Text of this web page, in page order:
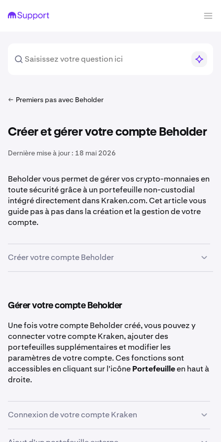
Premiers pas avec Beholder
Créer et gérer votre compte Beholder
Dernière mise à jour : 18 mai 2026
Beholder vous permet de gérer vos crypto-monnaies en
toute sécurité grâce à un portefeuille non-custodial
intégré directement dans Kraken.com. Cet article vous
guide pas à pas dans la création et la gestion de votre
compte.
Créer votre compte Beholder
2 Cliquez sur le boutonConnect
3
Sélectionnez la méthode de votre choix pour créer
un compte Beholder. Les méthodes disponibles sont
: email, clé d'accès, un portefeuille existant
Gérer votre compte Beholder
Une fois votre compte Beholder créé, vous pouvez y
connecter votre compte Kraken, ajouter des
portefeuilles supplémentaires et modifier les
paramètres de votre compte. Ces fonctions sont
accessibles en cliquant sur l'icônePortefeuilleen haut à
droite.
Connexion de votre compte Kraken
La connexion de votre compte Kraken est rapide et